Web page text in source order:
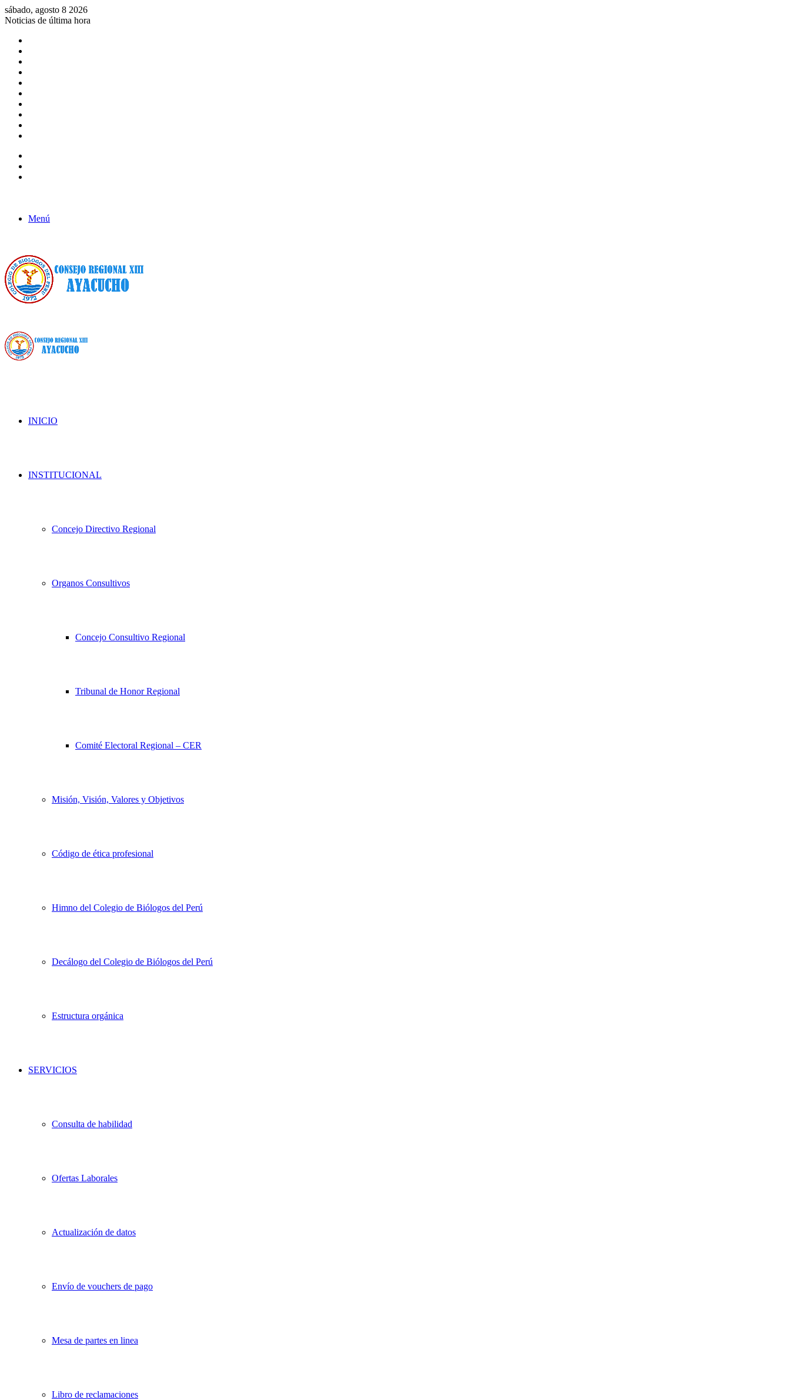
sábado, agosto 8 2026
Noticias de última hora
Menú
INICIO
INSTITUCIONAL
Concejo Directivo Regional
Organos Consultivos
Concejo Consultivo Regional
Tribunal de Honor Regional
Comité Electoral Regional – CER
Misión, Visión, Valores y Objetivos
Código de ética profesional
Himno del Colegio de Biólogos del Perú
Decálogo del Colegio de Biólogos del Perú
Estructura orgánica
SERVICIOS
Consulta de habilidad
Ofertas Laborales
Actualización de datos
Envío de vouchers de pago
Mesa de partes en linea
Libro de reclamaciones